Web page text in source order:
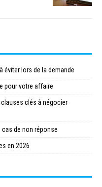
éviter lors de la demande
pour votre affaire
clés à négocier
cas de non réponse
en 2026